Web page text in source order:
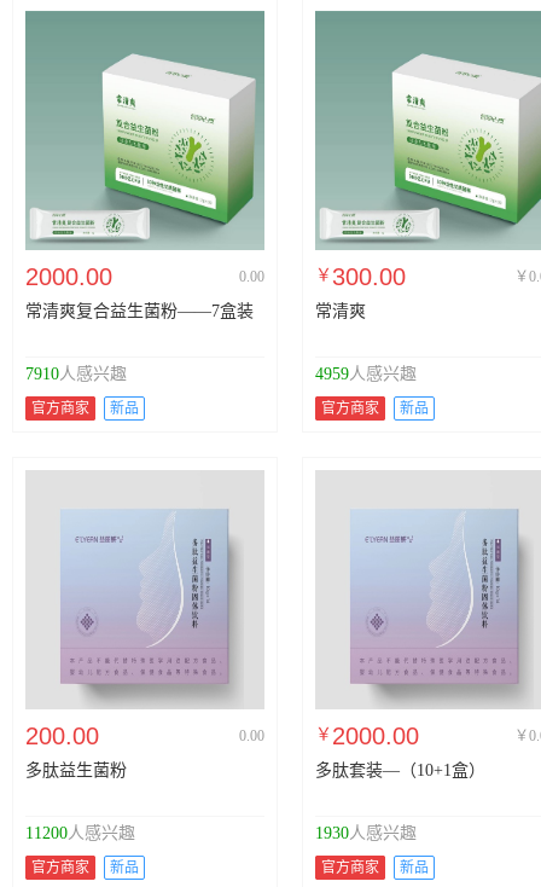
2000.00 0.00
常清爽复合益生菌粉——7盒装
7910人感兴趣
官方商家 新品
￥ 300.00 ￥
常清爽
4959人感兴趣
官方商家 新品
200.00 0.00
多肽益生菌粉
11200人感兴趣
官方商家 新品
￥ 2000.00 ￥
多肽套装—（10+1盒）
1930人感兴趣
官方商家 新品